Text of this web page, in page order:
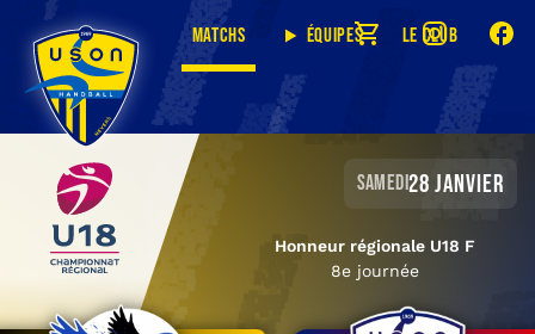
Matchs Équipes Le club
samedi28 janvier
Honneur régionale U18 F
8e journée